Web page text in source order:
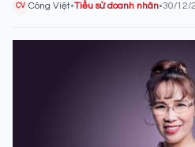
CV Công Việt•Tiểu sử doanh nhân•30/12/